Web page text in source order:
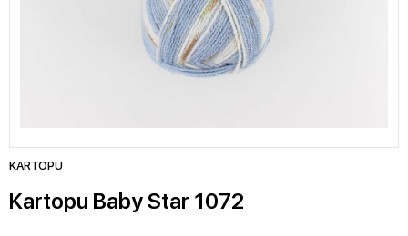
KARTOPU
Kartopu Baby Star 1072